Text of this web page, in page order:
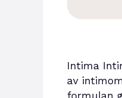
Intima
av